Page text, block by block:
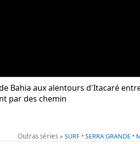
Bahia aux alentours d'Itacaré
par des chemin
Outras séries »SURF •SERRA GRANDE •